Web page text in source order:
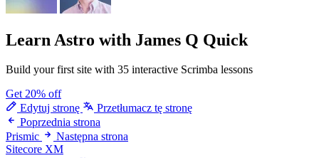
Learn Astro with James Q Quick
Build your first site with 35 interactive Scrimba lessons
Get 20% off
Edytuj stronę
Przetłumacz tę stronę
Poprzednia strona
Prismic
Następna strona
Sitecore XM